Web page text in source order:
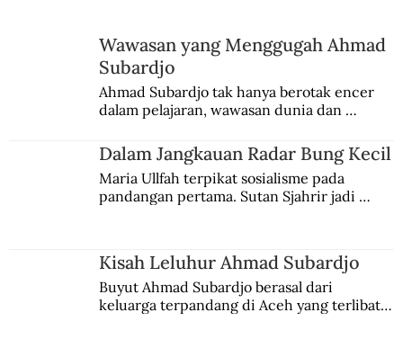
Wawasan yang Menggugah Ahmad
Subardjo
Ahmad Subardjo tak hanya berotak encer
dalam pelajaran, wawasan dunia dan
Jules Verne, Multatuli, hingga Sun Yat-sen.
Dalam Jangkauan Radar Bung Kecil
Maria Ullfah terpikat sosialisme pada
pandangan pertama. Sutan Sjahrir jadi
Kisah Leluhur Ahmad Subardjo
Buyut Ahmad Subardjo berasal dari
keluarga terpandang di Aceh yang terlibat